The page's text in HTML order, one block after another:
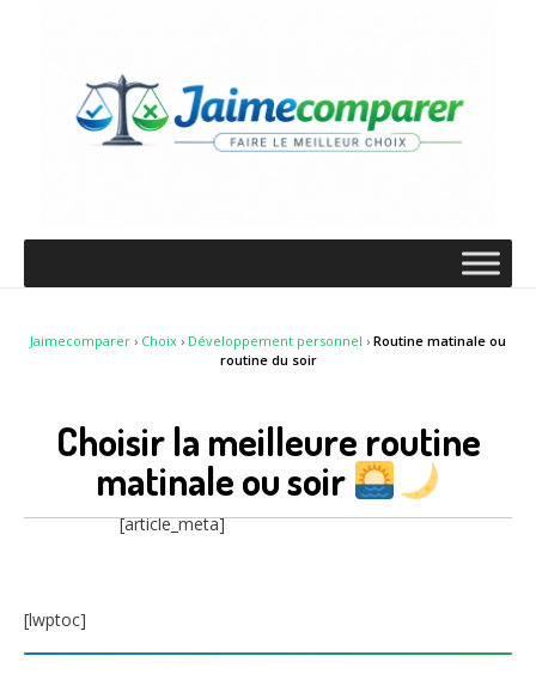
Jaimecomparer › Choix › Développement personnel › Routine matinale ou
routine du soir
Choisir la meilleure routine
matinale ou soir
[article_meta]
[lwptoc]